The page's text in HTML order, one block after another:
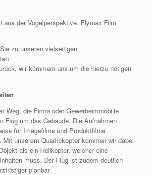
aus der Vogelperspektive. Flymax Film
zu unseren vielseitigen
wir kümmern uns um die hierzu nötigen
Weg, die Firma oder Gewerbeimmobilie
Flug um das Gebäude. Die Aufnahmen
für Imagefilme und Produktfilme
Mit unserem Quadrokopter kommen wir dabei
als ein Helikopter, welcher eine
muss. Der Flug ist zudem deutlich
planbar.